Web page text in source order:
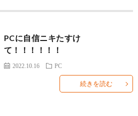
PCに自信ニキたすけ
て！！！！！！
2022.10.16 PC
続きを読む